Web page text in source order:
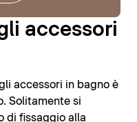
accessori
accessori in bagno è
Solitamente si
di fissaggio alla